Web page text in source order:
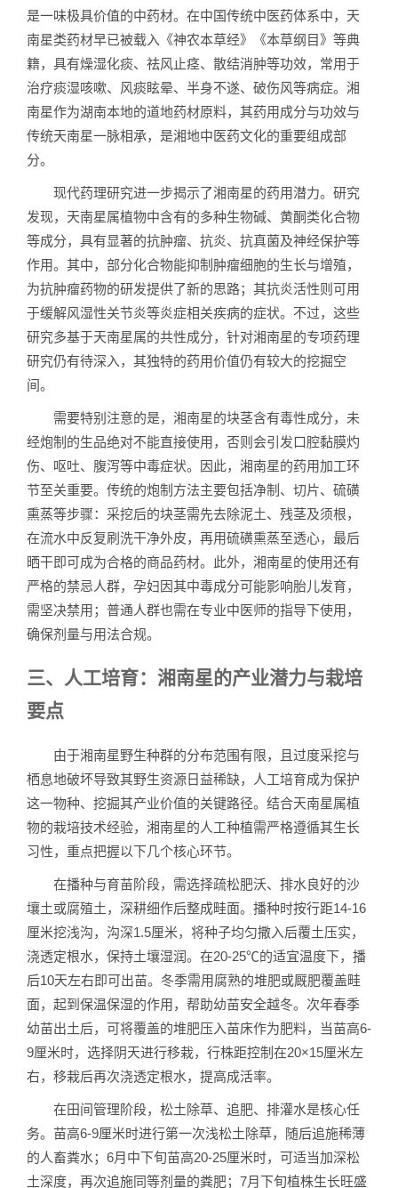
是一味极具价值的中药材。在中国传统中医药体系中，天
南星类药材早已被载入《神农本草经》《本草纲目》等典
籍，具有燥湿化痰、祛风止痉、散结消肿等功效，常用于
治疗痰湿咳嗽、风痰眩晕、半身不遂、破伤风等病症。湘
南星作为湖南本地的道地药材原料，其药用成分与功效与
传统天南星一脉相承，是湘地中医药文化的重要组成部
分。
现代药理研究进一步揭示了湘南星的药用潜力。研究
发现，天南星属植物中含有的多种生物碱、黄酮类化合物
等成分，具有显著的抗肿瘤、抗炎、抗真菌及神经保护等
作用。其中，部分化合物能抑制肿瘤细胞的生长与增殖，
为抗肿瘤药物的研发提供了新的思路；其抗炎活性则可用
于缓解风湿性关节炎等炎症相关疾病的症状。不过，这些
研究多基于天南星属的共性成分，针对湘南星的专项药理
研究仍有待深入，其独特的药用价值仍有较大的挖掘空
间。
需要特别注意的是，湘南星的块茎含有毒性成分，未
经炮制的生品绝对不能直接使用，否则会引发口腔黏膜灼
伤、呕吐、腹泻等中毒症状。因此，湘南星的药用加工环
节至关重要。传统的炮制方法主要包括净制、切片、硫磺
熏蒸等步骤：采挖后的块茎需先去除泥土、残茎及须根，
在流水中反复刷洗干净外皮，再用硫磺熏蒸至透心，最后
晒干即可成为合格的商品药材。此外，湘南星的使用还有
严格的禁忌人群，孕妇因其中毒成分可能影响胎儿发育，
需坚决禁用；普通人群也需在专业中医师的指导下使用，
确保剂量与用法合规。
三、人工培育：湘南星的产业潜力与栽培
要点
由于湘南星野生种群的分布范围有限，且过度采挖与
栖息地破坏导致其野生资源日益稀缺，人工培育成为保护
这一物种、挖掘其产业价值的关键路径。结合天南星属植
物的栽培技术经验，湘南星的人工种植需严格遵循其生长
习性，重点把握以下几个核心环节。
在播种与育苗阶段，需选择疏松肥沃、排水良好的沙
壤土或腐殖土，深耕细作后整成畦面。播种时按行距14-16
厘米挖浅沟，沟深1.5厘米，将种子均匀撒入后覆土压实，
浇透定根水，保持土壤湿润。在20-25℃的适宜温度下，播
后10天左右即可出苗。冬季需用腐熟的堆肥或厩肥覆盖畦
面，起到保温保湿的作用，帮助幼苗安全越冬。次年春季
幼苗出土后，可将覆盖的堆肥压入苗床作为肥料，当苗高6-
9厘米时，选择阴天进行移栽，行株距控制在20×15厘米左
右，移栽后再次浇透定根水，提高成活率。
在田间管理阶段，松土除草、追肥、排灌水是核心任
务。苗高6-9厘米时进行第一次浅松土除草，随后追施稀薄
的人畜粪水；6月中下旬苗高20-25厘米时，可适当加深松
土深度，再次追施同等剂量的粪肥；7月下旬植株生长旺盛